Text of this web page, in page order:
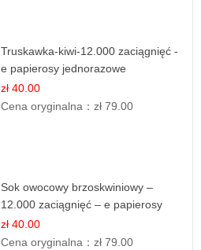
Truskawka-kiwi-12.000 zaciągnięć -
e papierosy jednorazowe
zł 40.00
Cena oryginalna：zł 79.00
Sok owocowy brzoskwiniowy –
12.000 zaciągnięć – e papierosy
jednorazowe
zł 40.00
Cena oryginalna：zł 79.00